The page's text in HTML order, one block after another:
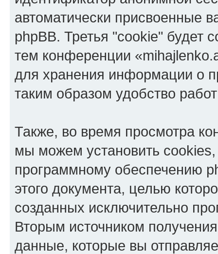
автоматически присвоенные
phpBB. Третья "cookie" будет
тем конференции
для хранения информации о
таким образом удобство
Также, во время просмотра
мы можем установить
программному обеспечению
этого документа, целью
созданных исключительно
Вторым источником
данные, которые вы